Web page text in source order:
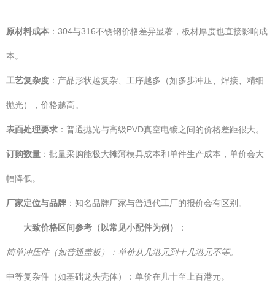
原材料成本 ：304与316不锈钢价格差异显著，板材厚度也直接影响成
本。
工艺复杂度 ：产品形状越复杂、工序越多（如多步冲压、焊接、精细
抛光），价格越高。
表面处理要求 ：普通抛光与高级PVD真空电镀之间的价格差距很大。
订购数量 ：批量采购能极大摊薄模具成本和单件生产成本，单价会大
幅降低。
厂家定位与品牌 ：知名品牌厂家与普通代工厂的报价会有区别。
大致价格区间参考（以常见小配件为例） ：
简单冲压件（如普通盖板）：单价从几港元到十几港元不等。
中等复杂件（如基础龙头壳体）：单价在几十至上百港元。